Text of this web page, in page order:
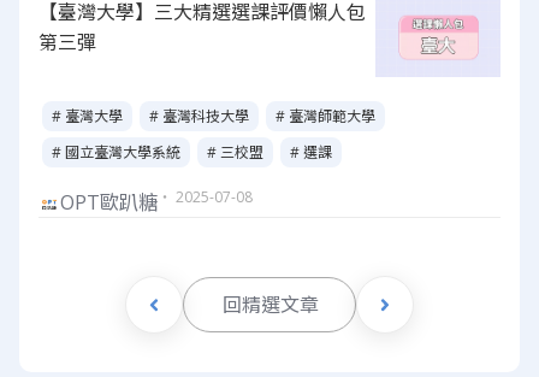
【臺灣大學】三大精選選課評價懶人包
第三彈
# 臺灣大學 # 臺灣科技大學
# 臺灣師範大學
# 國立臺灣大學系統
# 三校盟 # 選課
OPT歐趴糖 ・ 2025-07-08
回精選文章